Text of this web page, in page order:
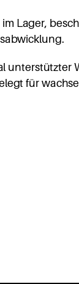
Lager,
unterstützter
für